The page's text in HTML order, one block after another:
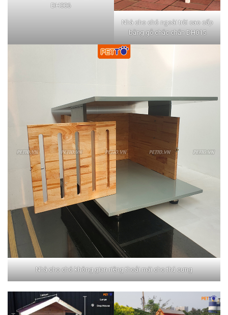
DH006
Nhà cho chó ngoài trời cao cấp
bằng gỗ chắc chắn DH015
Nhà cho chó không gian riêng thoải mái cho thú cưng